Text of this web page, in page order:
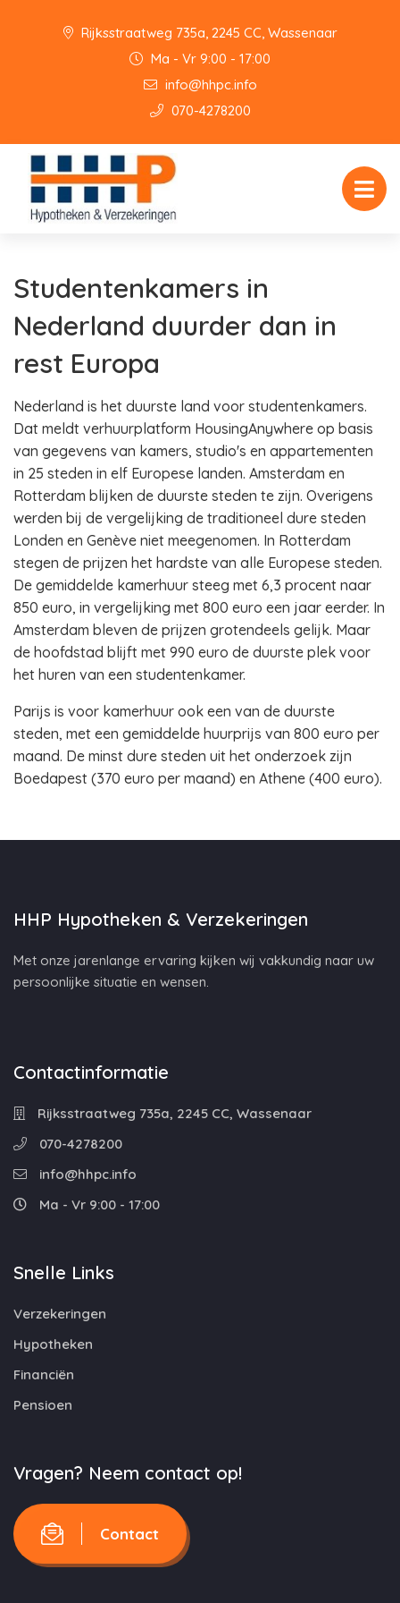
Rijksstraatweg 735a, 2245 CC, Wassenaar
Ma - Vr 9:00 - 17:00
info@hhpc.info
070-4278200
Studentenkamers in
Nederland duurder dan in
rest Europa
Nederland is het duurste land voor studentenkamers.
Dat meldt verhuurplatform HousingAnywhere op basis
van gegevens van kamers, studio's en appartementen
in 25 steden in elf Europese landen. Amsterdam en
Rotterdam blijken de duurste steden te zijn. Overigens
werden bij de vergelijking de traditioneel dure steden
Londen en Genève niet meegenomen. In Rotterdam
stegen de prijzen het hardste van alle Europese steden.
De gemiddelde kamerhuur steeg met 6,3 procent naar
850 euro, in vergelijking met 800 euro een jaar eerder. In
Amsterdam bleven de prijzen grotendeels gelijk. Maar
de hoofdstad blijft met 990 euro de duurste plek voor
het huren van een studentenkamer.
Parijs is voor kamerhuur ook een van de duurste
steden, met een gemiddelde huurprijs van 800 euro per
maand. De minst dure steden uit het onderzoek zijn
Boedapest (370 euro per maand) en Athene (400 euro).
HHP Hypotheken & Verzekeringen
Met onze jarenlange ervaring kijken wij vakkundig naar uw
persoonlijke situatie en wensen.
Contactinformatie
Rijksstraatweg 735a, 2245 CC, Wassenaar
070-4278200
info@hhpc.info
Ma - Vr 9:00 - 17:00
Snelle Links
Verzekeringen
Hypotheken
Financiën
Pensioen
Vragen? Neem contact op!
Contact